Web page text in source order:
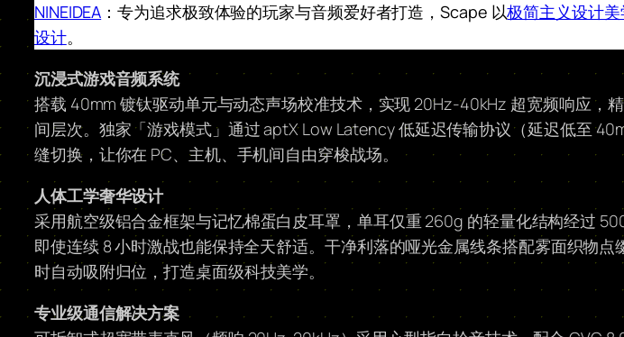
NINEIDEA ：专为追求极致体验的玩家与音频爱好者打造，Scape 以极简主义设计美
设计。
沉浸式游戏音频系统
搭载 40mm 镀钛驱动单元与动态声场校准技术，实现 20Hz-40kHz 超宽频响应，
间层次。独家「游戏模式」通过 aptX Low Latency 低延迟传输协议（延迟低至
缝切换，让你在 PC、主机、手机间自由穿梭战场。
人体工学奢华设计
采用航空级铝合金框架与记忆棉蛋白皮耳罩，单耳仅重 260g 的轻量化结构经过
即使连续 8 小时激战也能保持全天舒适。干净利落的哑光金属线条搭配雾面织物
时自动吸附归位，打造桌面级科技美学。
专业级通信解决方案